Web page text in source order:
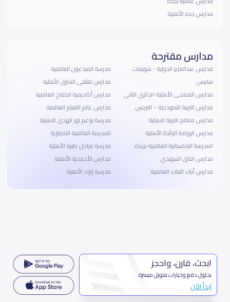
مدارس جدة الأهلية
مدارس مقترحة
مدارس عبدالعزيز الدولية - شويفات
سابيس
مدارس الفصحى الأهلية-الدائري الثاني
مدارس التربية النموذجية – النرجس
مدارس معالم التربية الاهلية
مدارس الروضة الرائدة الأهلية
المدرسة الباكستانية العالمية-بريدة
مدارس افاق السويدي
مدارس أبناء النبلاء العالمية
مدرسة المبدعون العالمية
مدارس ملتقى الشرق الأهلية
مدارس أكاديمية الكفاح العالمية
مدارس عالم التعلم العالمية
مدرسة براعم نور الهدى الاهلية
المدرسة العالمية الانجليزية
مدرسة مراحل طيبة الأهلية
مدارس الأحمدية الأهلية
مدرسة إثراء الأهلية
ابحث، قارن، واحجز
بحلول دفع وخيارات تمويل ميسرة
ابدأ الآن